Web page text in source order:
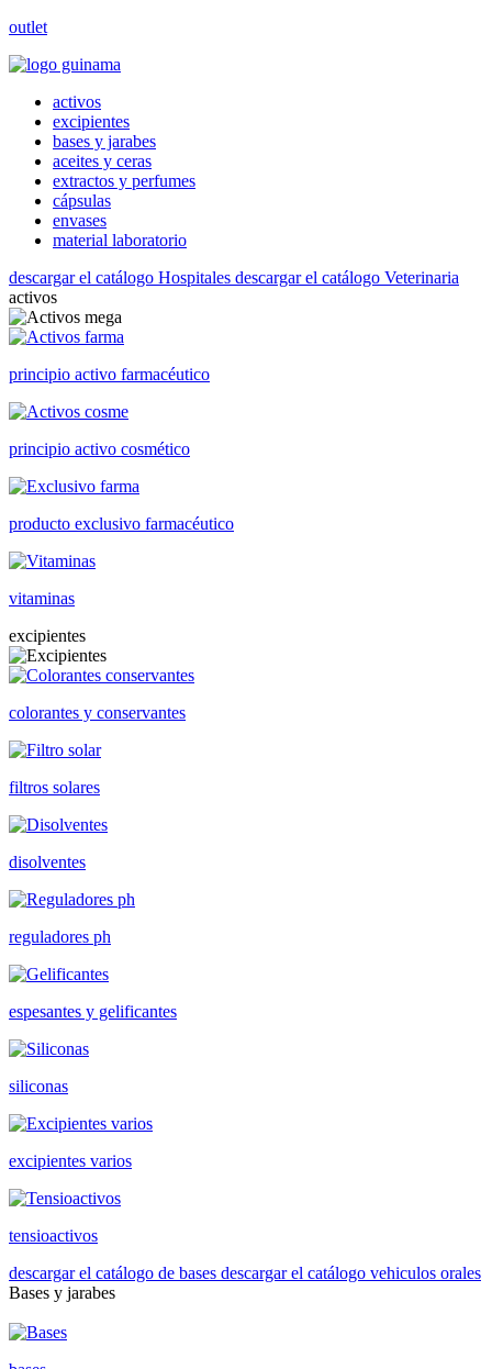
outlet
activos
excipientes
bases y jarabes
aceites y ceras
extractos y perfumes
cápsulas
envases
material laboratorio
descargar el catálogo Hospitales descargar el catálogo Veterinaria
activos
principio activo farmacéutico
principio activo cosmético
producto exclusivo farmacéutico
vitaminas
excipientes
colorantes y conservantes
filtros solares
disolventes
reguladores ph
espesantes y gelificantes
siliconas
excipientes varios
tensioactivos
descargar el catálogo de bases descargar el catálogo vehiculos orales
Bases y jarabes